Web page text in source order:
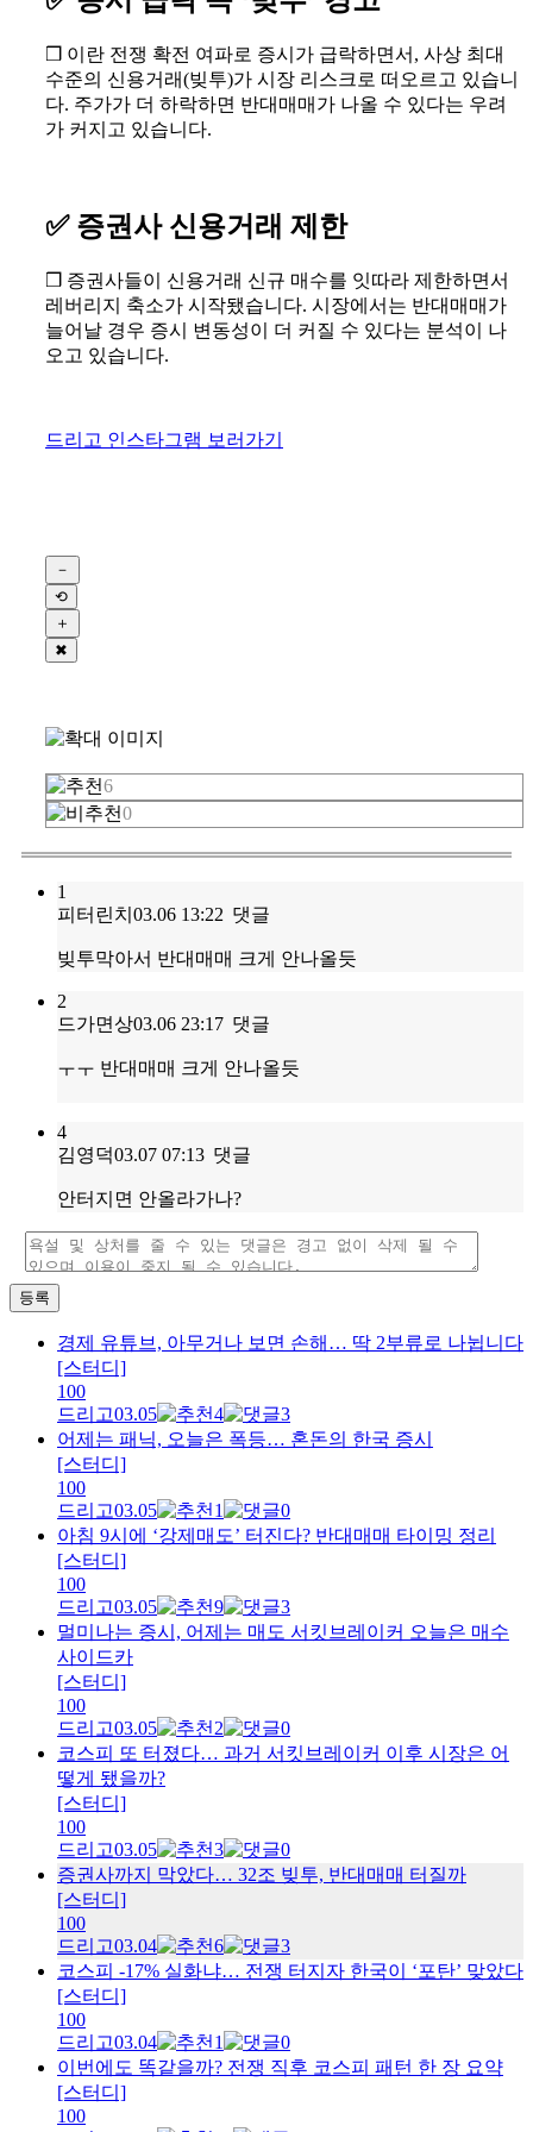
❒ 이란 전쟁 확전 여파로 증시가 급락하면서, 사상 최대
수준의 신용거래(빚투)가 시장 리스크로 떠오르고 있습니
다. 주가가 더 하락하면 반대매매가 나올 수 있다는 우려
가 커지고 있습니다.
✅ 증권사 신용거래 제한
❒ 증권사들이 신용거래 신규 매수를 잇따라 제한하면서
레버리지 축소가 시작됐습니다. 시장에서는 반대매매가
늘어날 경우 증시 변동성이 더 커질 수 있다는 분석이 나
오고 있습니다.
드리고 인스타그램 보러가기
－
⟲
＋
✖
6
0
1
피터린치 03.06 13:22 댓글
빚투막아서 반대매매 크게 안나올듯
2
드가면상03.06 23:17 댓글
ㅜㅜ 반대매매 크게 안나올듯
4
김영덕03.07 07:13 댓글
안터지면 안올라가나?
등록
경제 유튜브, 아무거나 보면 손해… 딱 2부류로 나뉩니다
[스터디]
100
드리고03.05 4
3
어제는 패닉, 오늘은 폭등… 혼돈의 한국 증시
[스터디]
100
드리고03.05 1
0
아침 9시에 ‘강제매도’ 터진다? 반대매매 타이밍 정리
[스터디]
100
드리고03.05 9
3
멀미나는 증시, 어제는 매도 서킷브레이커 오늘은 매수
사이드카
[스터디]
100
드리고03.05 2
0
코스피 또 터졌다… 과거 서킷브레이커 이후 시장은 어
떻게 됐을까?
[스터디]
100
드리고03.05 3
0
증권사까지 막았다… 32조 빚투, 반대매매 터질까
[스터디]
100
드리고03.04 6
3
코스피 -17% 실화냐… 전쟁 터지자 한국이 ‘포탄’ 맞았다
[스터디]
100
드리고03.04 1
0
이번에도 똑같을까? 전쟁 직후 코스피 패턴 한 장 요약
[스터디]
100